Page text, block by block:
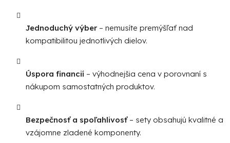
Jednoduchý výber – nemusíte premýšľať nad
kompatibilitou jednotlivých dielov.
Úspora financií – výhodnejšia cena v porovnaní s
nákupom samostatných produktov.
Bezpečnosť a spoľahlivosť– sety obsahujú kvalitné a
vzájomne zladené komponenty.